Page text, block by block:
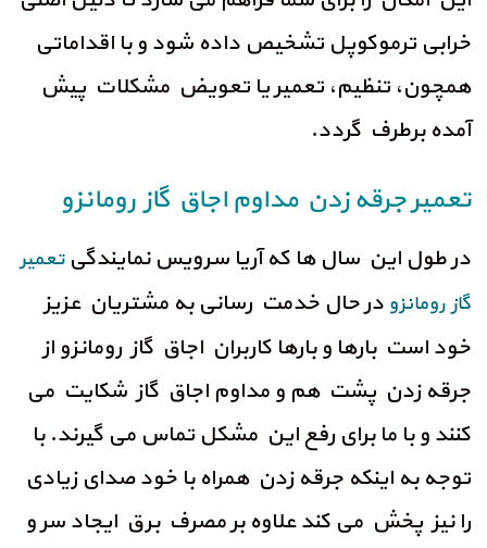
خرابی ترموکوپل تشخیص داده شود و با اقداماتی
همچون، تنظیم، تعمیر یا تعویض مشکلات پیش
آمده برطرف گردد.
تعمیر جرقه زدن مداوم اجاق گاز رومانزو
در طول این سال ها که آریا سرویس نمایندگیتعمیر
گاز رومانزو در حال خدمت رسانی به مشتریان عزیز
خود است بارها و بارها کاربران اجاق گاز رومانزو از
جرقه زدن پشت هم و مداوم اجاق گاز شکایت می
کنند و با ما برای رفع این مشکل تماس می گیرند. با
توجه به اینکه جرقه زدن همراه با خود صدای زیادی
را نیز پخش می کند علاوه بر مصرف برق ایجاد سر و